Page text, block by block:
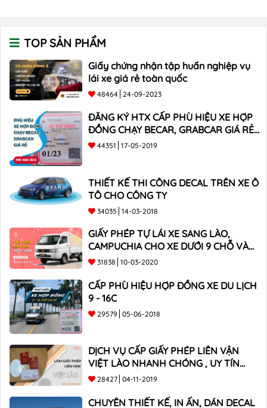
TOP SẢN PHẨM
Giấy chứng nhận tập huấn nghiệp vụ
lái xe giá rẻ toàn quốc
48464 24-09-2023
ĐĂNG KÝ HTX CẤP PHÙ HIỆU XE HỢP
ĐỒNG CHẠY BECAR, GRABCAR GIÁ RẺ
NHẤT
44351 17-05-2019
THIẾT KẾ THI CÔNG DECAL TRÊN XE Ô
TÔ CHO CÔNG TY
34035 14-03-2018
GIẤY PHÉP TỰ LÁI XE SANG LÀO,
CAMPUCHIA CHO XE DƯỚI 9 CHỖ VÀ
XE BÁN TẢI
31838 10-03-2020
CẤP PHÙ HIỆU HỢP ĐỒNG XE DU LỊCH
9 - 16C
29579 05-06-2018
DỊCH VỤ CẤP GIẤY PHÉP LIÊN VẬN
VIỆT LÀO NHANH CHÓNG , UY TÍN
TOÀN QUỐC
28427 04-11-2019
CHUYÊN THIẾT KẾ, IN ẤN, DÁN DECAL